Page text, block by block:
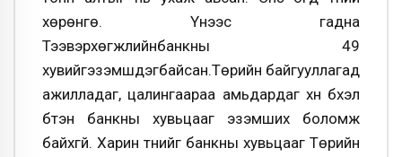
хөрөнгө. Үүнээс гадна
Тээвэрхөгжлийнбанкны 49
хувийгэзэмшдэгбайсан.Төрийн байгууллагад
ажилладаг, цалингаараа амьдардаг хүн бүхэл
бүтэн банкны хувьцааг эзэмших боломж
байхгүй. Харин түүнийг банкны хувьцааг Төрийн